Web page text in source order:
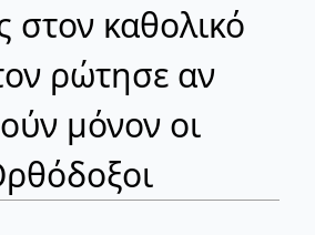
στον καθολικό
ρώτησε αν
μόνον οι